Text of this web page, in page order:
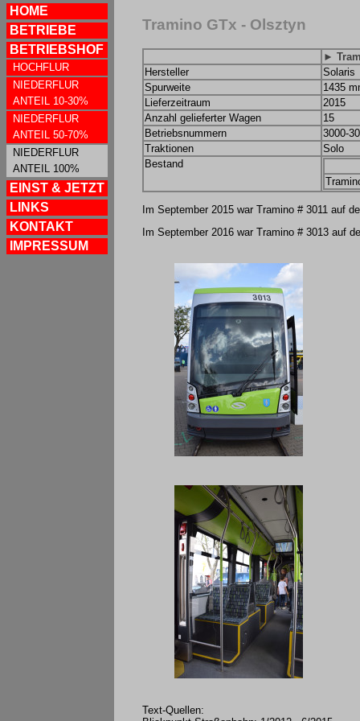
HOME
BETRIEBE
BETRIEBSHOF
HOCHFLUR
NIEDERFLUR
ANTEIL 10-30%
NIEDERFLUR
ANTEIL 50-70%
NIEDERFLUR
ANTEIL 100%
EINST & JETZT
LINKS
KONTAKT
IMPRESSUM
Tramino GTx - Olsztyn
►
Hersteller
Solaris
Spurweite
1435
Lieferzeitraum
2015
Anzahl gelieferter Wagen
15
Betriebsnummern
3000-
Traktionen
Solo
Bestand
Im September 2015 war Tramino # 3011 auf
Im September 2016 war Tramino # 3013 auf
Text-Quellen: